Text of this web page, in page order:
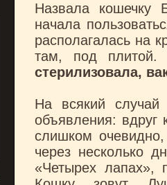
Назвала кошечку
начала
располагалась на
там, под
стерилизовала,
На всякий
объявления: вдруг
слишком
через несколько
«Четырех лапах»,